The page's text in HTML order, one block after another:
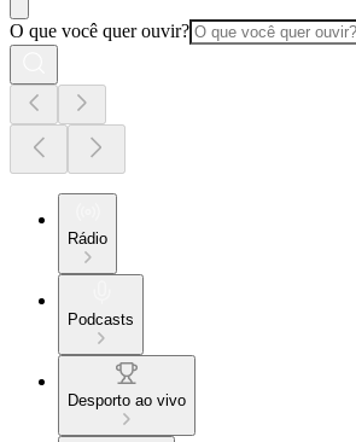
O que você quer ouvir?
Rádio
Podcasts
Desporto ao vivo